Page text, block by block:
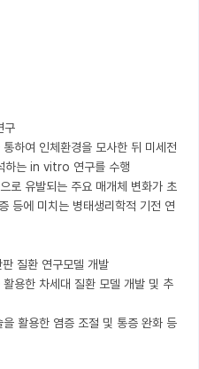
구
하여 인체환경을 모사한 뒤 미세전
하는 in vitro 연구를 수행
로 유발되는 주요 매개체 변화가 초
등에 미치는 병태생리학적 기전 연
질환 연구모델 개발
용한 차세대 질환 모델 개발 및 추
활용한 염증 조절 및 통증 완화 등